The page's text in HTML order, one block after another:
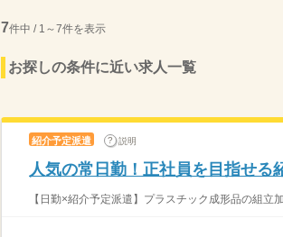
7件中 / 1～7件を表示
お探しの条件に近い求人一覧
紹介予定派遣 説明
人気の常日勤！正社員を目指せ
【日勤×紹介予定派遣】プラスチック成形品の組